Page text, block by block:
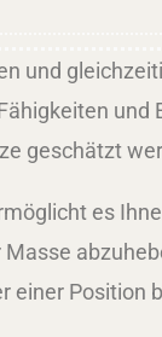
und
und
geschätzt
es
einer Position